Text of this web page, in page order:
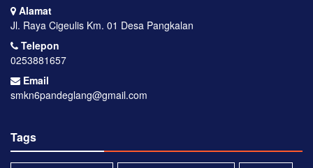
Alamat
Jl. Raya Cigeulis Km. 01 Desa Pangkalan
Telepon
0253881657
Email
smkn6pandeglang@gmail.com
Tags